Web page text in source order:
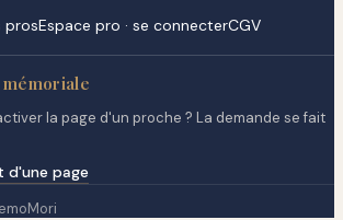
prosEspace pro · se connecterCGV
la page d'un proche ? La demande se fait
d'une page